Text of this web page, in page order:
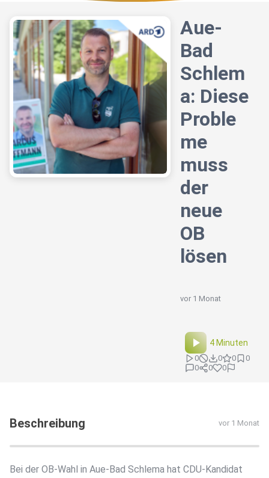
Aue-
Bad
Schlem
a: Diese
Proble
me
muss
der
neue
OB
lösen
vor 1 Monat
4 Minuten
0 0 0
0
0
0 0
Beschreibung vor 1 Monat
Bei der OB-Wahl in Aue-Bad Schlema hat CDU-Kandidat